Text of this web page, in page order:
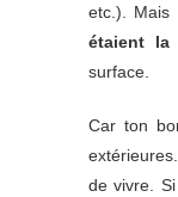
etc.). Mais
étaient la
surface.
Car ton
de vivre.